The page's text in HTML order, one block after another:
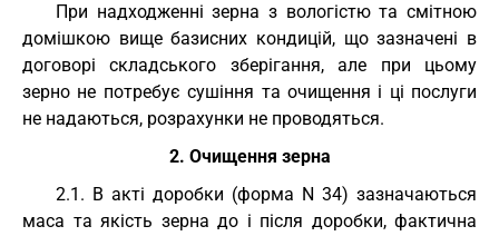
При надходженні зерна з вологістю та смітною
домішкою вище базисних кондицій, що зазначені в
договорі складського зберігання, але при цьому
зерно не потребує сушіння та очищення і ці послуги
не надаються, розрахунки не проводяться.
2. Очищення зерна
2.1. В акті доробки (форма N 34) зазначаються
маса та якість зерна до і після доробки, фактична